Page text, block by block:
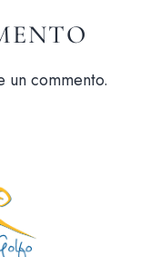
un commento.